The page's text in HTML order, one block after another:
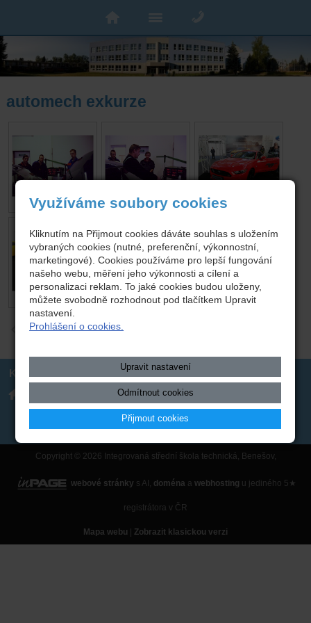
automech exkurze
zpět
Kontakt
Integrovaná střední škola
317 723 131
Datová schránka: rzpw2gi
ISSBN(zavináč)kr-s.cz
Twitter
Copyright © 2026 Integrovaná střední škola technická, Benešov,
webové stránky s AI, doména a webhosting u jediného 5★
registrátora v ČR
Mapa webu Zobrazit klasickou verzi
Využíváme soubory cookies
Kliknutím na Přijmout cookies dáváte souhlas s uložením
vybraných cookies (nutné, preferenční, výkonnostní,
marketingové). Cookies používáme pro lepší fungování
našeho webu, měření jeho výkonnosti a cílení a
personalizaci reklam. To jaké cookies budou uloženy,
můžete svobodně rozhodnout pod tlačítkem Upravit
nastavení.
Prohlášení o cookies.
Upravit nastavení
Odmítnout cookies
Přijmout cookies